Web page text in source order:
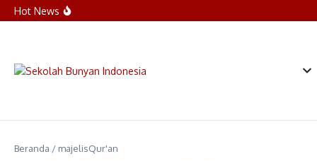
Lewati ke konten
Hot News
Indonesia Ajak Santri Jaga Lisan dan Jaga
Beranda / majelisQur'an